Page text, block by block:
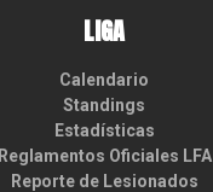
LIGA
Calendario
Standings
Estadísticas
Reglamentos Oficiales LFA
Reporte de Lesionados